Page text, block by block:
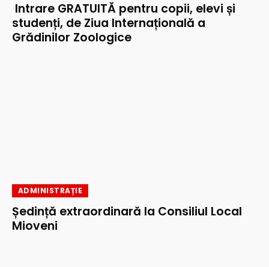
Intrare GRATUITĂ pentru copii, elevi și
studenți, de Ziua Internațională a
Grădinilor Zoologice
ADMINISTRAȚIE
Ședință extraordinară la Consiliul Local
Mioveni